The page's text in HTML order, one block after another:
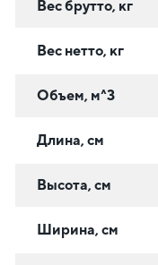
Вес брутто, кг
Вес нетто, кг
Объем, м^3
Длина, см
Высота, см
Ширина, см